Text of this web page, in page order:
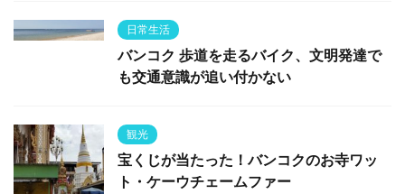
日常生活
バンコク 歩道を走るバイク、文明発達で
も交通意識が追い付かない
観光
宝くじが当たった！バンコクのお寺ワッ
ト・ケーウチェームファー